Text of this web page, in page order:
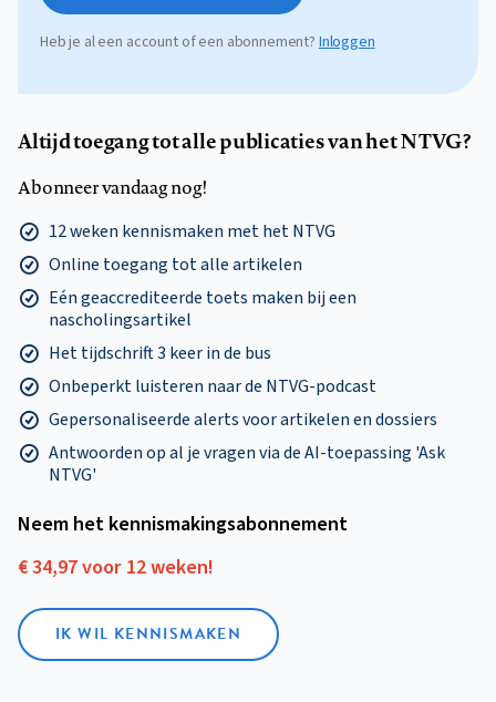
Heb je al een account of een abonnement? Inloggen
Altijd toegang tot alle publicaties van het NTVG?
Abonneer vandaag nog!
12 weken kennismaken met het NTVG
Online toegang tot alle artikelen
Eén geaccrediteerde toets maken bij een
nascholingsartikel
Het tijdschrift 3 keer in de bus
Onbeperkt luisteren naar de NTVG-podcast
Gepersonaliseerde alerts voor artikelen en dossiers
Antwoorden op al je vragen via de AI-toepassing 'Ask
NTVG'
Neem het kennismakings­abonnement
€ 34,97 voor 12 weken!
IK WIL KENNISMAKEN